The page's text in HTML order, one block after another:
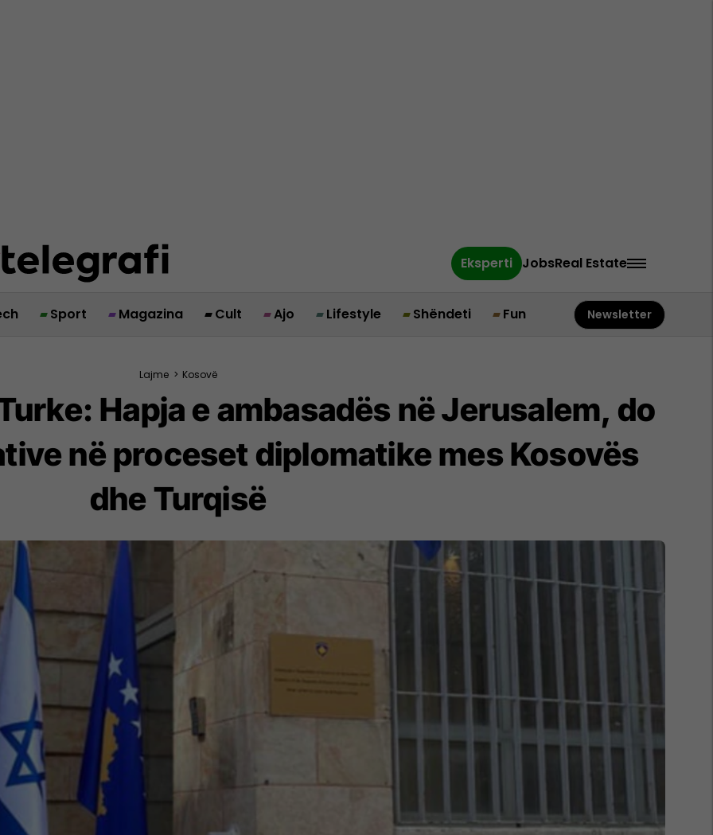
Eksperti JobsReal Estate
Sport Magazina Cult Ajo Lifestyle Shëndeti Fun Newsletter
Lajme > Kosovë
Hapja e ambasadës në Jerusalem, do
në proceset diplomatike mes Kosovës
dhe Turqisë